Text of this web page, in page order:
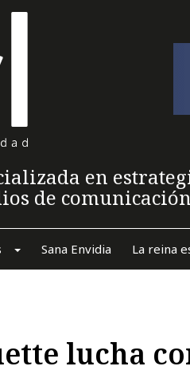
en
de
Sana Envidia La reina
lucha